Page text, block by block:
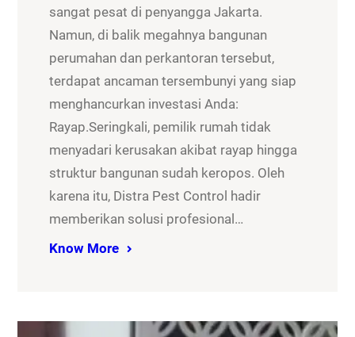
sangat pesat di penyangga Jakarta.
Namun, di balik megahnya bangunan
perumahan dan perkantoran tersebut,
terdapat ancaman tersembunyi yang siap
menghancurkan investasi Anda:
Rayap.Seringkali, pemilik rumah tidak
menyadari kerusakan akibat rayap hingga
struktur bangunan sudah keropos. Oleh
karena itu, Distra Pest Control hadir
memberikan solusi profesional…
Know More